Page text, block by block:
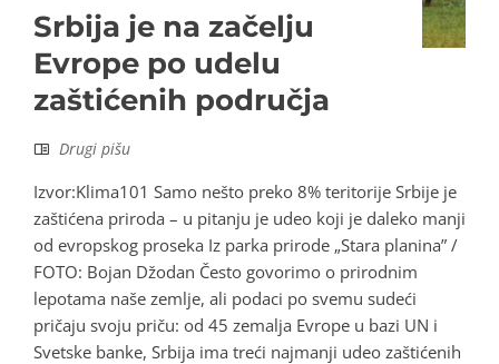
Srbija je na začelju
Evrope po udelu
zaštićenih područja
Drugi pišu
Izvor:Klima101 Samo nešto preko 8% teritorije Srbije je
zaštićena priroda – u pitanju je udeo koji je daleko manji
od evropskog proseka Iz parka prirode „Stara planina” /
FOTO: Bojan Džodan Često govorimo o prirodnim
lepotama naše zemlje, ali podaci po svemu sudeći
pričaju svoju priču: od 45 zemalja Evrope u bazi UN i
Svetske banke, Srbija ima treći najmanji udeo zaštićenih